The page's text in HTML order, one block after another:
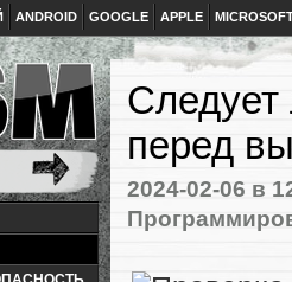
ANDROID GOOGLE APPLE
Следует
перед
2024-02-06 в